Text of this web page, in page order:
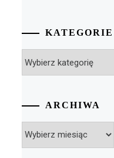
KATEGORIE
ARCHIWA